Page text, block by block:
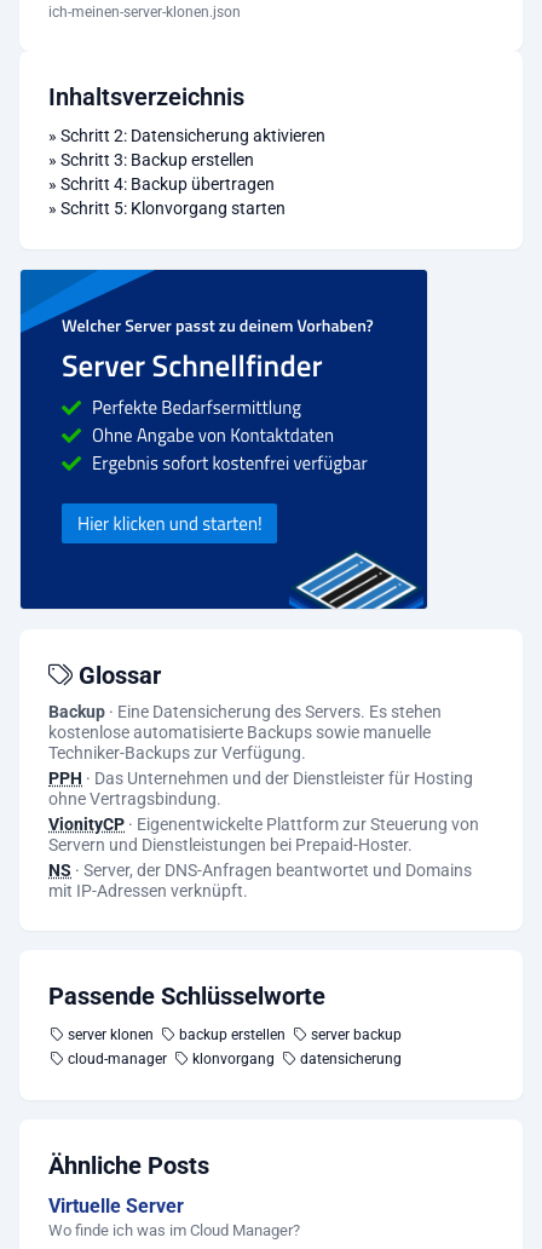
ich-meinen-server-klonen.json
Inhaltsverzeichnis
» Schritt 2: Datensicherung aktivieren
» Schritt 3: Backup erstellen
» Schritt 4: Backup übertragen
» Schritt 5: Klonvorgang starten
Glossar
Backup · Eine Datensicherung des Servers. Es stehen
kostenlose automatisierte Backups sowie manuelle
Techniker-Backups zur Verfügung.
PPH · Das Unternehmen und der Dienstleister für Hosting
ohne Vertragsbindung.
VionityCP · Eigenentwickelte Plattform zur Steuerung von
Servern und Dienstleistungen bei Prepaid-Hoster.
NS · Server, der DNS-Anfragen beantwortet und Domains
mit IP-Adressen verknüpft.
Passende Schlüsselworte
server klonen backup erstellen
server backup
cloud-manager
klonvorgang datensicherung
Ähnliche Posts
Virtuelle Server
Wo finde ich was im Cloud Manager?